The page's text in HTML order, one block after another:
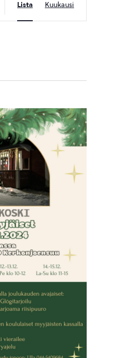
Views
Navigation
Lista Kuukausi